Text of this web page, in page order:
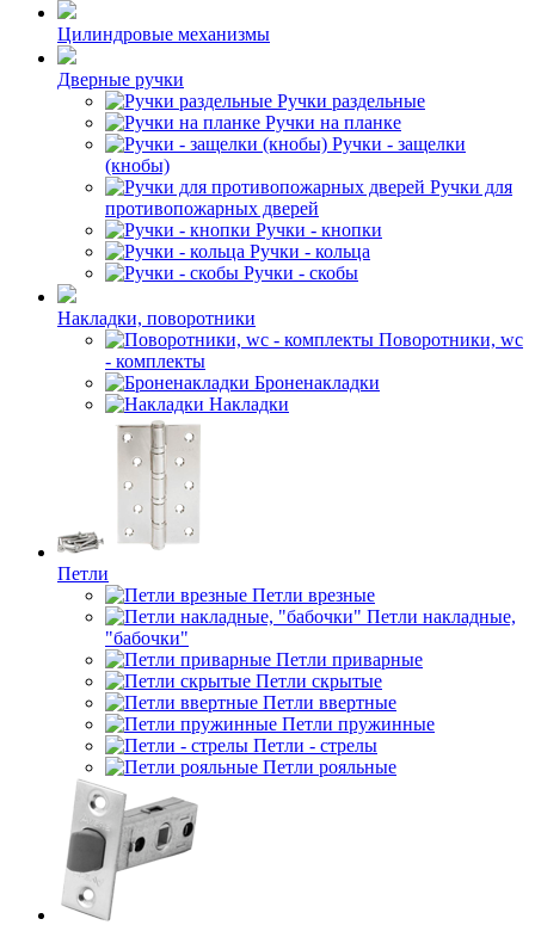
Цилиндровые механизмы
Дверные ручки
Ручки раздельные
Ручки на планке
Ручки - защелки
(кнобы)
Ручки для
противопожарных дверей
Ручки - кнопки
Ручки - кольца
Ручки - скобы
Накладки, поворотники
Поворотники, wc
- комплекты
Броненакладки
Накладки
Петли
Петли врезные
Петли накладные,
"бабочки"
Петли приварные
Петли скрытые
Петли ввертные
Петли пружинные
Петли - стрелы
Петли рояльные